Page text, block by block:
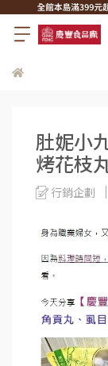
肚妮小
烤花枝
行銷企劃